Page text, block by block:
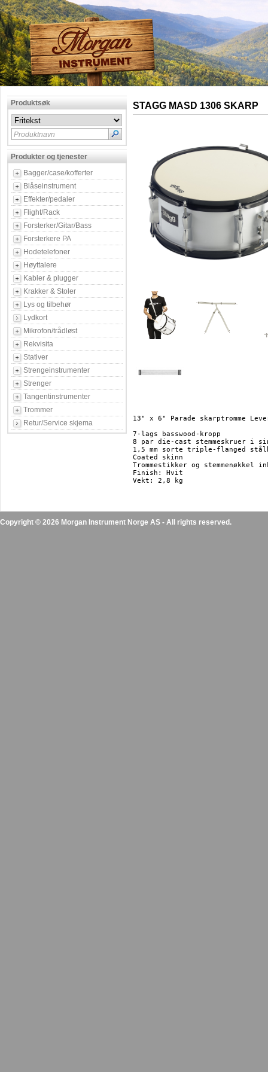
Produktsøk
Produktnavn
Produkter og tjenester
Bagger/case/kofferter
Blåseinstrument
Effekter/pedaler
Flight/Rack
Forsterker/Gitar/Bass
Forsterkere PA
Hodetelefoner
Høyttalere
Kabler & plugger
Krakker & Stoler
Lys og tilbehør
Lydkort
Mikrofon/trådløst
Rekvisita
Stativer
Strengeinstrumenter
Strenger
Tangentinstrumenter
Trommer
Retur/Service skjema
STAGG MASD 1306 SKARP
13" x 6" Parade skarptromme
7-lags basswood-kropp
8 par die-cast stemmeskruer i
1,5 mm sorte triple-flanged
Coated skinn
Trommestikker og stemmenøkkel
Finish: Hvit
Copyright © 2026 Morgan Instrument Norge AS - All rights reserved.